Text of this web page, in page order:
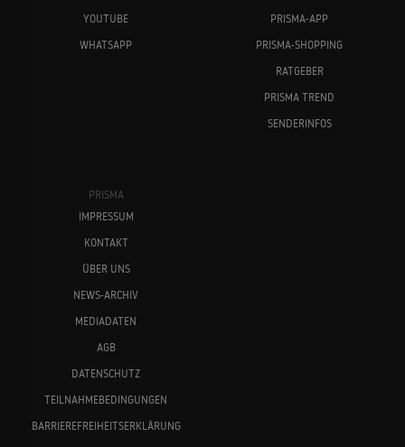
YOUTUBE
WHATSAPP
PRISMA-APP
PRISMA-SHOPPING
RATGEBER
PRISMA TREND
SENDERINFOS
PRISMA
IMPRESSUM
KONTAKT
ÜBER UNS
NEWS-ARCHIV
MEDIADATEN
AGB
DATENSCHUTZ
TEILNAHMEBEDINGUNGEN
BARRIEREFREIHEITSERKLÄRUNG